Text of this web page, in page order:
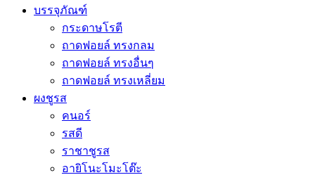
บรรจุภัณฑ์
กระดาษโรตี
ถาดฟอยล์ ทรงกลม
ถาดฟอยล์ ทรงอื่นๆ
ถาดฟอยล์ ทรงเหลี่ยม
ผงชูรส
คนอร์
รสดี
ราชาชูรส
อายิโนะโมะโต๊ะ